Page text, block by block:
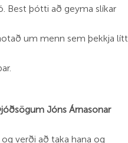
Best þótti að geyma slíkar
um menn sem þekkja lítt
Jóns Árnasonar
verði að taka hana og